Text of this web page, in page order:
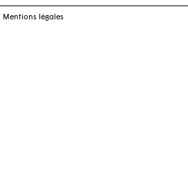
Mentions légales